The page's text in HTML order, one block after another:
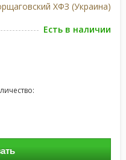
ХФЗ (Украина)
Есть в наличии